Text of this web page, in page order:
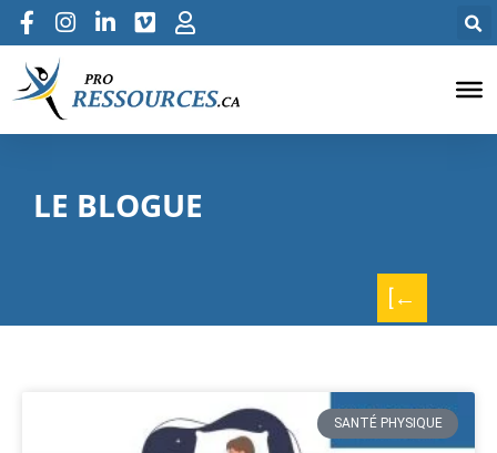
LE BLOGUE
[←
SANTÉ PHYSIQUE